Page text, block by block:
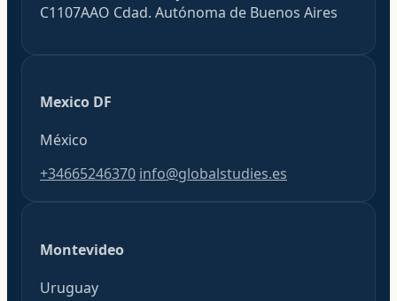
C1107AAO Cdad. Autónoma de Buenos Aires
Mexico DF
México
+34665246370 info@globalstudies.es
Montevideo
Uruguay